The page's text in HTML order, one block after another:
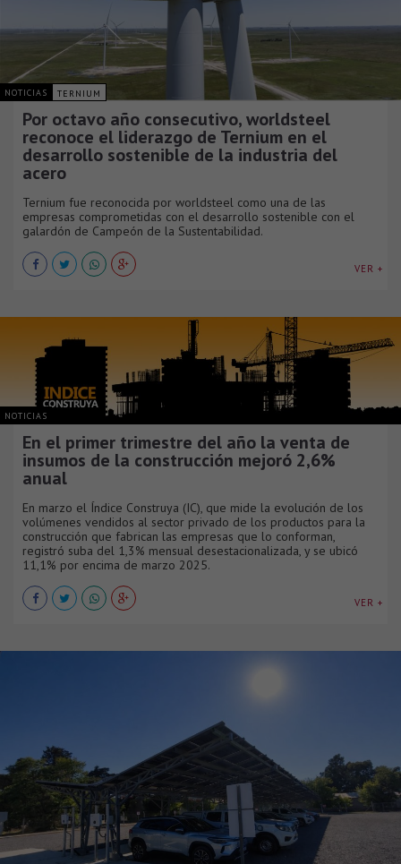
NOTICIAS TERNIUM
Por octavo año consecutivo, worldsteel
reconoce el liderazgo de Ternium en el
desarrollo sostenible de la industria del
acero
Ternium fue reconocida por worldsteel como una de las
empresas comprometidas con el desarrollo sostenible con el
galardón de Campeón de la Sustentabilidad.
VER +
NOTICIAS
En el primer trimestre del año la venta de
insumos de la construcción mejoró 2,6%
anual
En marzo el Índice Construya (IC), que mide la evolución de los
volúmenes vendidos al sector privado de los productos para la
construcción que fabrican las empresas que lo conforman,
registró suba del 1,3% mensual desestacionalizada, y se ubicó
11,1% por encima de marzo 2025.
VER +